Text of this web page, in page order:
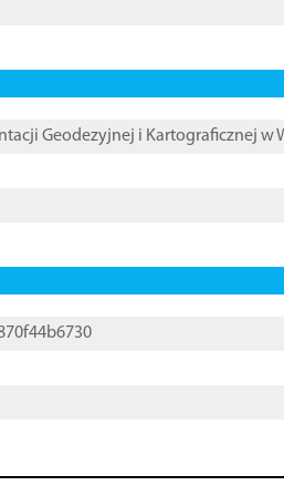
Geodezyjnej i Kartograficznej w